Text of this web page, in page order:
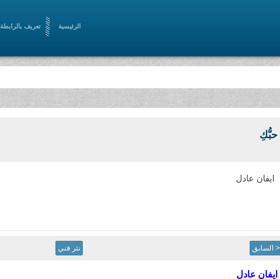
الرئيسية تعريف بالرابطة
حبُّكِ
ايفان عادل
< السابق نثر فني
ايفان عادل